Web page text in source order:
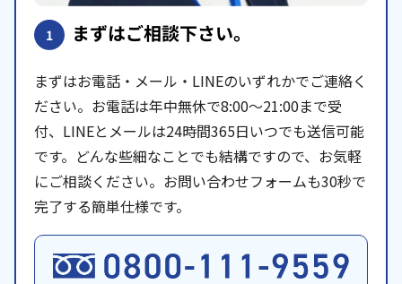
1 まずはご相談下さい。
まずはお電話・メール・LINEのいずれかでご連絡く
ださい。お電話は年中無休で8:00〜21:00まで受
付、LINEとメールは24時間365日いつでも送信可能
です。どんな些細なことでも結構ですので、お気軽
にご相談ください。お問い合わせフォームも30秒で
完了する簡単仕様です。